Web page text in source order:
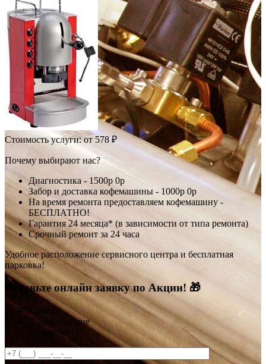
Стоимость услуги:от 578 ₽
Почему выбирают нас?
Диагностика - 1500р 0р
Забор и доставка кофемашины - 1000р 0р
На время ремонта предоставляем кофемашину -
БЕСПЛАТНО!
Гарантия 24 месяца* (в зависимости от типа ремонта)
Срочный ремонт за 24 часа
Удобное расположение сервисного центра и бесплатная
парковка!
Оставьте онлайн заявку по Акции! 🎁
1 Заявка
2Согласование
Ремонт